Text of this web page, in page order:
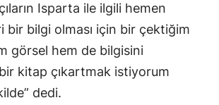
Isparta ile ilgili hemen
bir bilgi olması için bir çektiğim
görsel hem de bilgisini
kitap çıkartmak istiyorum
dedi.